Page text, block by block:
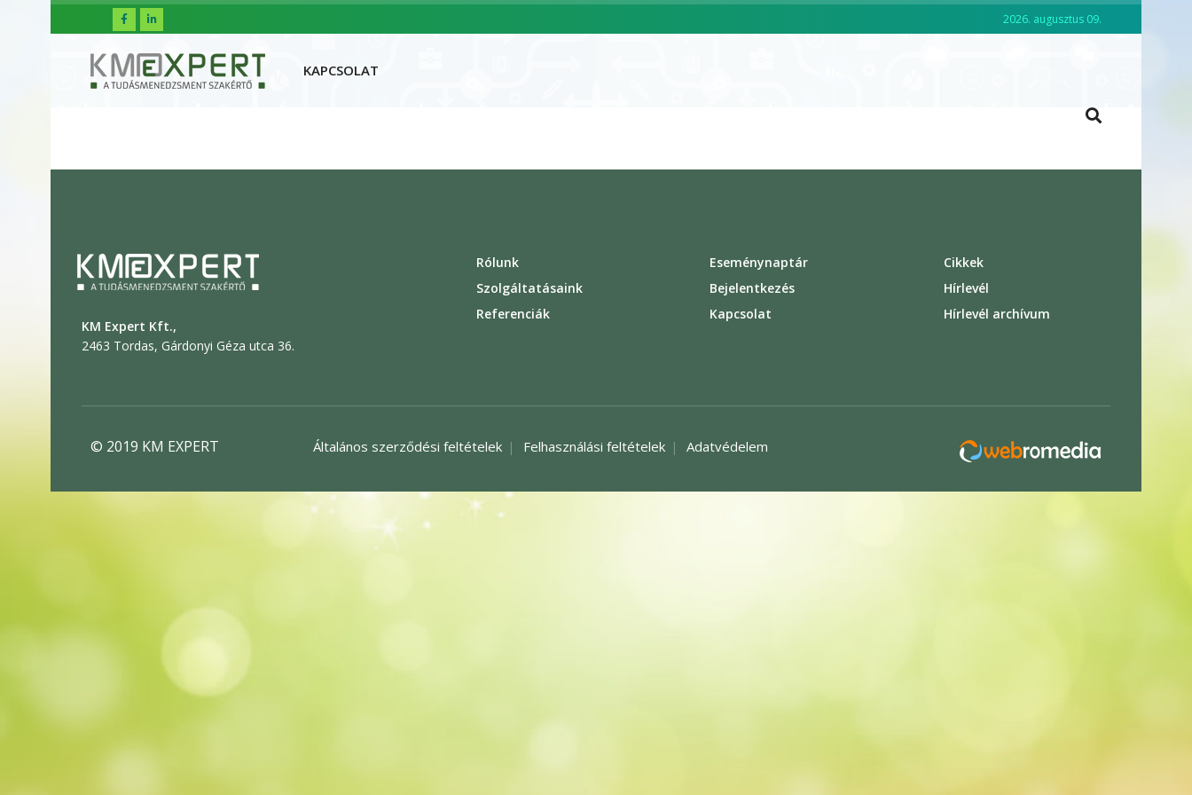
2026. augusztus 09.
VEZETŐKÉPZÉS
KAPCSOLAT
KM Expert Kft.,
2463 Tordas, Gárdonyi Géza utca 36.
Rólunk
Szolgáltatásaink
Referenciák
Eseménynaptár
Bejelentkezés
Kapcsolat
Cikkek
Hírlevél
Hírlevél archívum
© 2019 KM EXPERT Általános szerződési feltételek Felhasználási feltételek Adatvédelem